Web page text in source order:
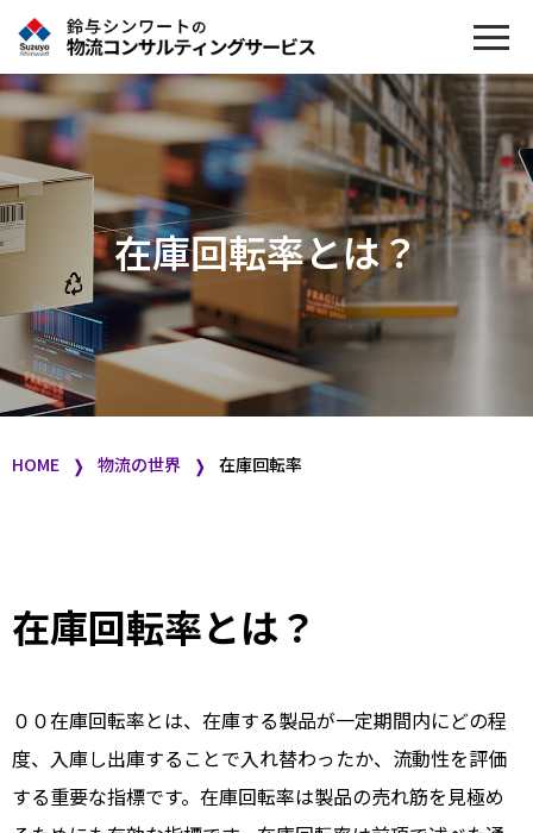
在庫回転率とは？
HOME ❭ 物流の世界 ❭ 在庫回転率
在庫回転率とは？
００在庫回転率とは、在庫する製品が一定期間内にどの程
度、入庫し出庫することで入れ替わったか、流動性を評価
する重要な指標です。在庫回転率は製品の売れ筋を見極め